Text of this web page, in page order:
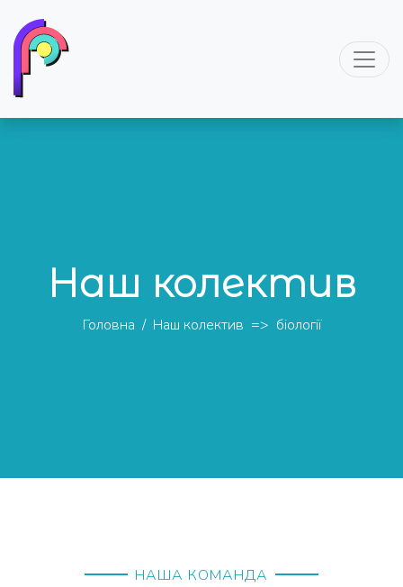
Наш колектив
Головна / Наш колектив => біології
НАША КОМАНДА